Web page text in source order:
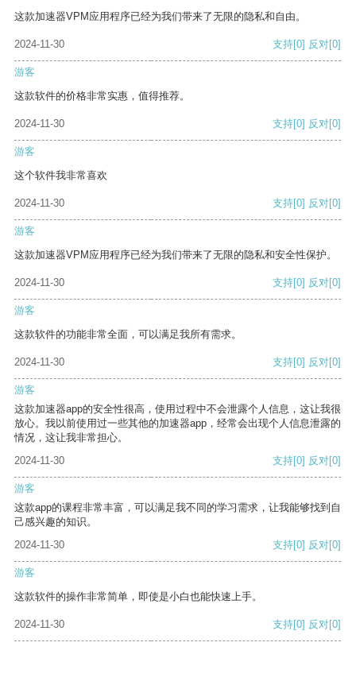
这款加速器VPM应用程序已经为我们带来了无限的隐私和自由。
2024-11-30 支持[0] 反对[0]
游客
这款软件的价格非常实惠，值得推荐。
2024-11-30 支持[0] 反对[0]
游客
这个软件我非常喜欢
2024-11-30 支持[0] 反对[0]
游客
这款加速器VPM应用程序已经为我们带来了无限的隐私和安全性保护。
2024-11-30 支持[0] 反对[0]
游客
这款软件的功能非常全面，可以满足我所有需求。
2024-11-30 支持[0] 反对[0]
游客
这款加速器app的安全性很高，使用过程中不会泄露个人信息，这让我很
放心。我以前使用过一些其他的加速器app，经常会出现个人信息泄露的
情况，这让我非常担心。
2024-11-30
支持[0] 反对[0]
游客
这款app的课程非常丰富，可以满足我不同的学习需求，让我能够找到自
己感兴趣的知识。
2024-11-30
支持[0] 反对[0]
游客
这款软件的操作非常简单，即使是小白也能快速上手。
2024-11-30 支持[0] 反对[0]